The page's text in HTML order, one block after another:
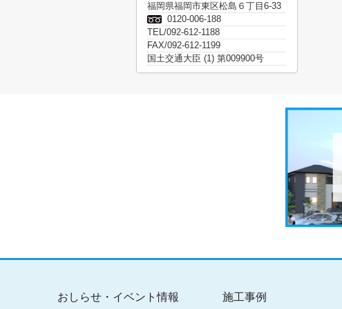
福岡県福岡市東区松島６丁目6-33
0120-006-188
TEL/092-612-1188
FAX/092-612-1199
国土交通大臣 (1) 第009900号
おしらせ・イベント情報 施工事例